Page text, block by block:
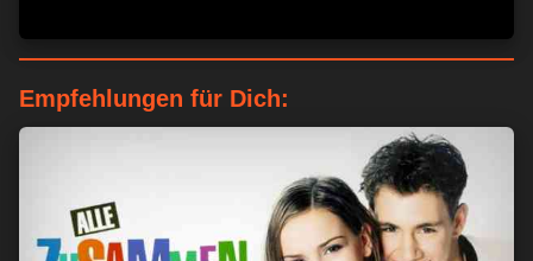
Empfehlungen für Dich: